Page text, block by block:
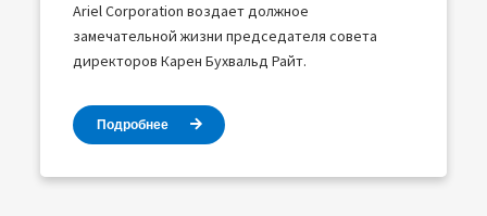
Ariel Corporation воздает должное
замечательной жизни председателя совета
директоров Карен Бухвальд Райт.
Подробнее